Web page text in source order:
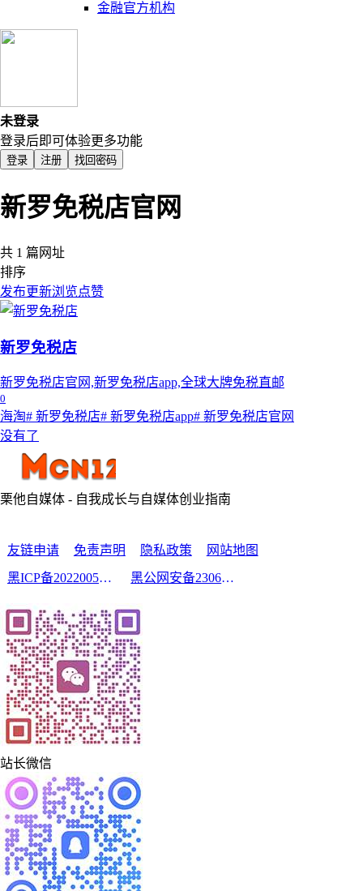
金融官方机构
未登录
登录后即可体验更多功能
登录 注册 找回密码
新罗免税店官网
共 1 篇网址
排序
发布更新浏览点赞
新罗免税店
新罗免税店官网,新罗免税店app,全球大牌免税直邮
0
海淘# 新罗免税店# 新罗免税店app# 新罗免税店官网
没有了
栗他自媒体 - 自我成长与自媒体创业指南
友链申请 免责声明 隐私政策
网站地图
黑ICP备2022005210号-2
黑公网安备23060302000213号
站长微信